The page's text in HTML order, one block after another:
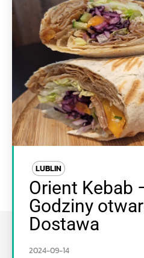
LUBLIN
Orient Kebab
Godziny
Dostawa
2024-09-14